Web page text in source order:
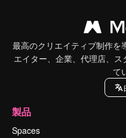
最高のクリエイティブ制作を
エイター、企業、代理店、
て
製品
Spaces